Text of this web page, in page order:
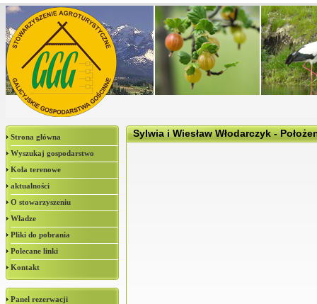
Strona główna
Wyszukaj gospodarstwo
Koła terenowe
aktualności
O stowarzyszeniu
Władze
Pliki do pobrania
Polecane linki
Kontakt
Panel rezerwacji
Sylwia i Wiesław Włodarczyk -